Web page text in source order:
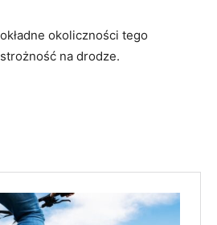
okoliczności tego
na drodze.